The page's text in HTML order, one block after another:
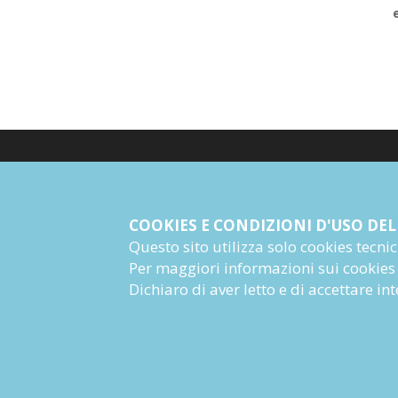
PI 04628780969
Informazioni Societarie
COOKIES E CONDIZIONI D'USO
Questo sito utilizza solo cookies
Per maggiori informazioni sui
Dichiaro di aver letto e di accettare